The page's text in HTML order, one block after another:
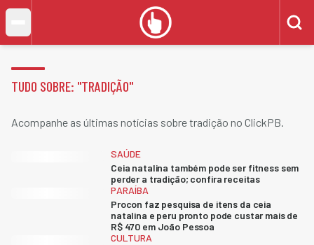
TUDO SOBRE: "TRADIÇÃO"
Acompanhe as últimas notícias sobre tradição no ClickPB.
SAÚDE
Ceia natalina também pode ser fitness sem
perder a tradição; confira receitas
PARAÍBA
Procon faz pesquisa de itens da ceia
natalina e peru pronto pode custar mais de
R$ 470 em João Pessoa
CULTURA